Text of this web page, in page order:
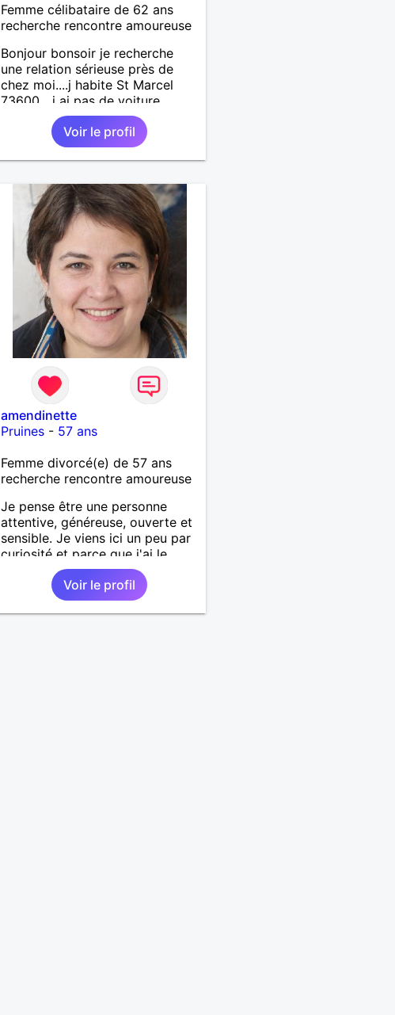
Femme célibataire de 62 ans
recherche rencontre amoureuse
Bonjour bonsoir je recherche
une relation sérieuse près de
chez moi....j habite St Marcel
73600....j ai pas de voiture
50km ... quelqu'un qui aurait
entre 55 et 64 ans...sans enfants
de préférence même adultes et
qui n aurait garder aucun
ex...si vous correspondez à ma
recherche ecrivez moi je vous
répondrai...
Voir le profil
amendinette
Pruines - 57 ans
Femme divorcé(e) de 57 ans
recherche rencontre amoureuse
Je pense être une personne
attentive, généreuse, ouverte et
sensible. Je viens ici un peu par
curiosité et parce que j'ai le
sentiment que de temps en
temps, le destin à besoin d'un
petit coup de pouce!
Voir le profil